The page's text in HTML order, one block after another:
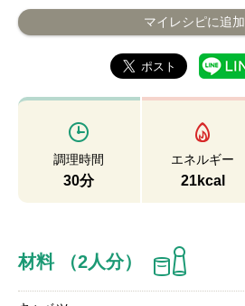
マイレシピに追加
調理時間
30分
エネルギー
21kcal
材料 （2人分）